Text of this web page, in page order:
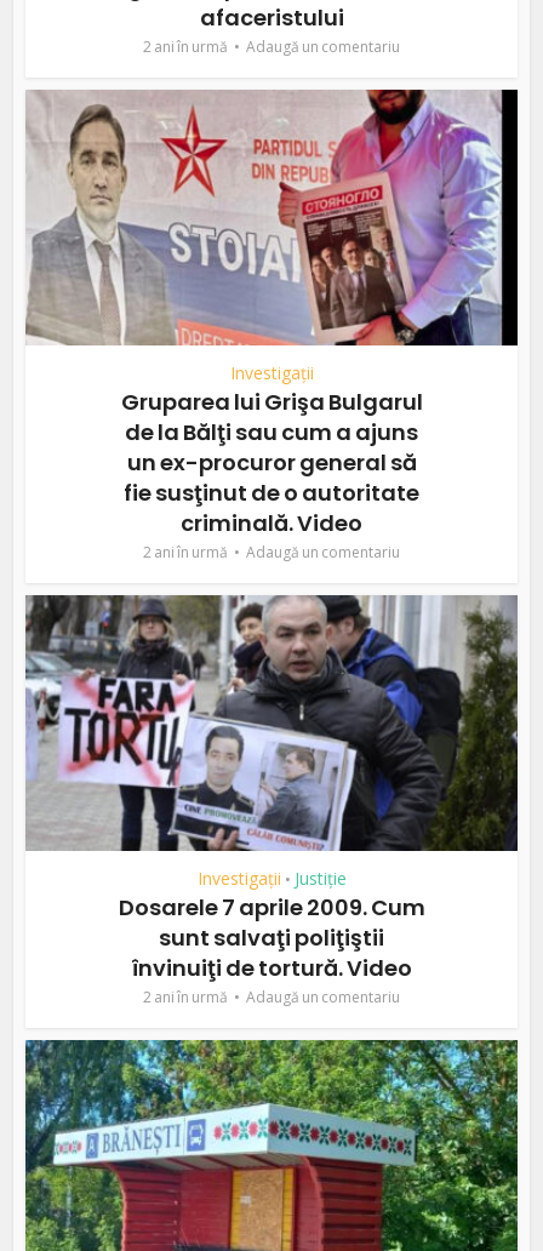
afaceristului
2 ani în urmă Adaugă un comentariu
Investigații
Gruparea lui Grişa Bulgarul
de la Bălţi sau cum a ajuns
un ex-procuror general să
fie susţinut de o autoritate
criminală. Video
2 ani în urmă Adaugă un comentariu
Investigații • Justiție
Dosarele 7 aprile 2009. Cum
sunt salvaţi poliţiştii
învinuiţi de tortură. Video
2 ani în urmă Adaugă un comentariu